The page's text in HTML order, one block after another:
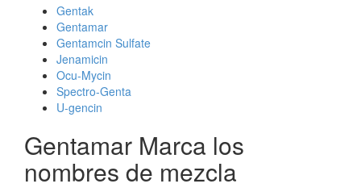
Gentak
Gentamar
Gentamcin Sulfate
Jenamicin
Ocu-Mycin
Spectro-Genta
U-gencin
Gentamar Marca los
nombres de mezcla